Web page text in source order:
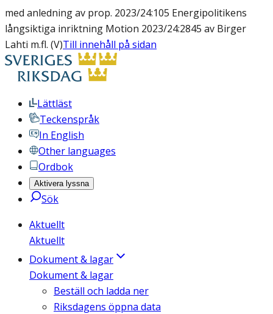
med anledning av prop. 2023/24:105 Energipolitikens
långsiktiga inriktning Motion 2023/24:2845 av Birger
Lahti m.fl. (V)Till innehåll på sidan
Lättläst
Teckenspråk
In English
Other languages
Ordbok
Aktivera lyssna
Sök
Aktuellt
Aktuellt
Dokument & lagar
Dokument & lagar
Beställ och ladda ner
Riksdagens öppna data